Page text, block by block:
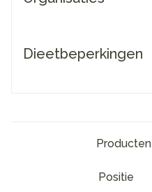
Dieetbeperkingen
Producten
Sorteer op: